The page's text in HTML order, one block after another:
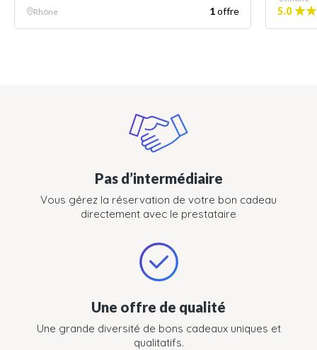
Rhône 1offre 5.0
Pas d’intermédiaire
Vous gérez la réservation de votre bon cadeau
directement avec le prestataire
Une offre de qualité
Une grande diversité de bons cadeaux uniques et
qualitatifs.